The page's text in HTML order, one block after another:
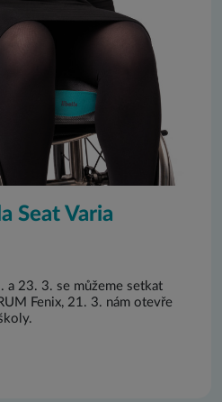
Seat Varia
a 23. 3. se můžeme setkat
Fenix, 21. 3. nám otevře